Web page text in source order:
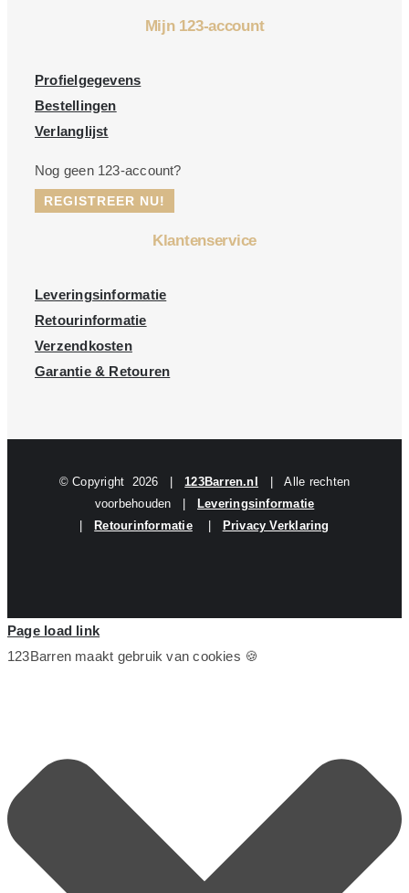
Mijn 123-account
Profielgegevens
Bestellingen
Verlanglijst
Nog geen 123-account?
REGISTREER NU!
Klantenservice
Leveringsinformatie
Retourinformatie
Verzendkosten
Garantie & Retouren
© Copyright 2026 |123Barren.nl
| Alle rechten
voorbehouden |
Leveringsinformatie
Retourinformatie| Privacy Verklaring
Page load link
123Barren maakt gebruik van cookies 🍪